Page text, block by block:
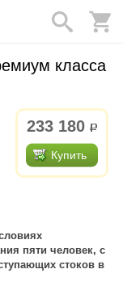
класса
233 180 р.
Купить
пяти человек, с
стоков в